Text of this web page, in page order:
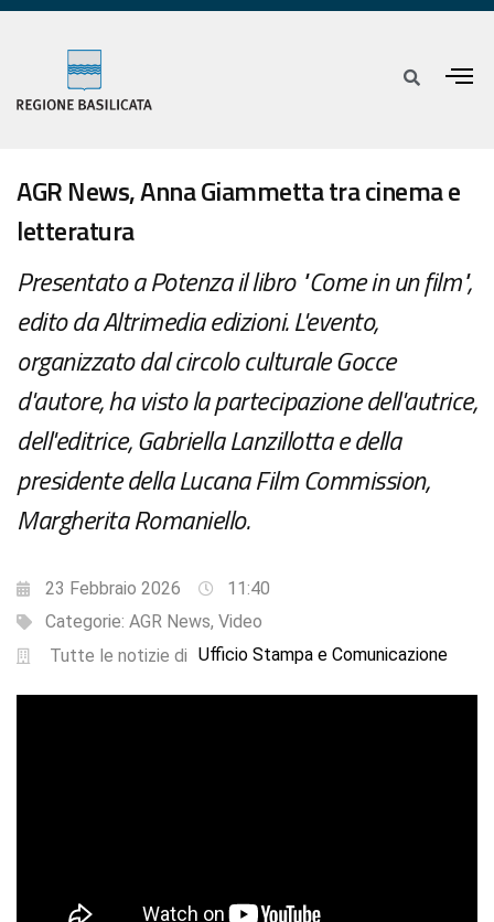
AGR News, Anna Giammetta tra cinema e
letteratura
Presentato a Potenza il libro "Come in un film",
edito da Altrimedia edizioni. L'evento,
organizzato dal circolo culturale Gocce
d'autore, ha visto la partecipazione dell'autrice,
dell'editrice, Gabriella Lanzillotta e della
presidente della Lucana Film Commission,
Margherita Romaniello.
23 Febbraio 2026
11:40
Categorie: AGR News, Video
Tutte le notizie di Ufficio Stampa e Comunicazione